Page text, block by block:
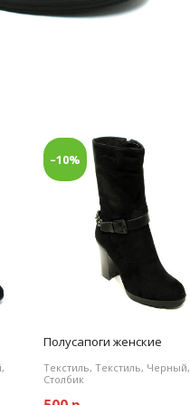
–10%
Полусапоги женские
Текстиль, Текстиль, Черный,
Столбик